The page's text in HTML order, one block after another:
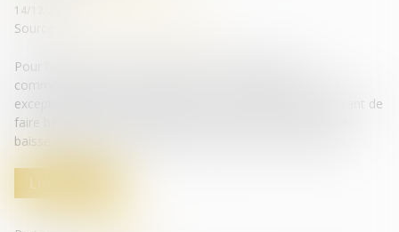
14/12/2023
Source :
Pour l’année 2024, la date butoir des négociations
commerciales entre les industriels et les distributeurs est
exceptionnellement avancée au mois de janvier. Le but étant de
faire bénéficier plus rapidement les consommateurs d’une
baisse des prix sur les produits de grande consommation...
Lire la suite